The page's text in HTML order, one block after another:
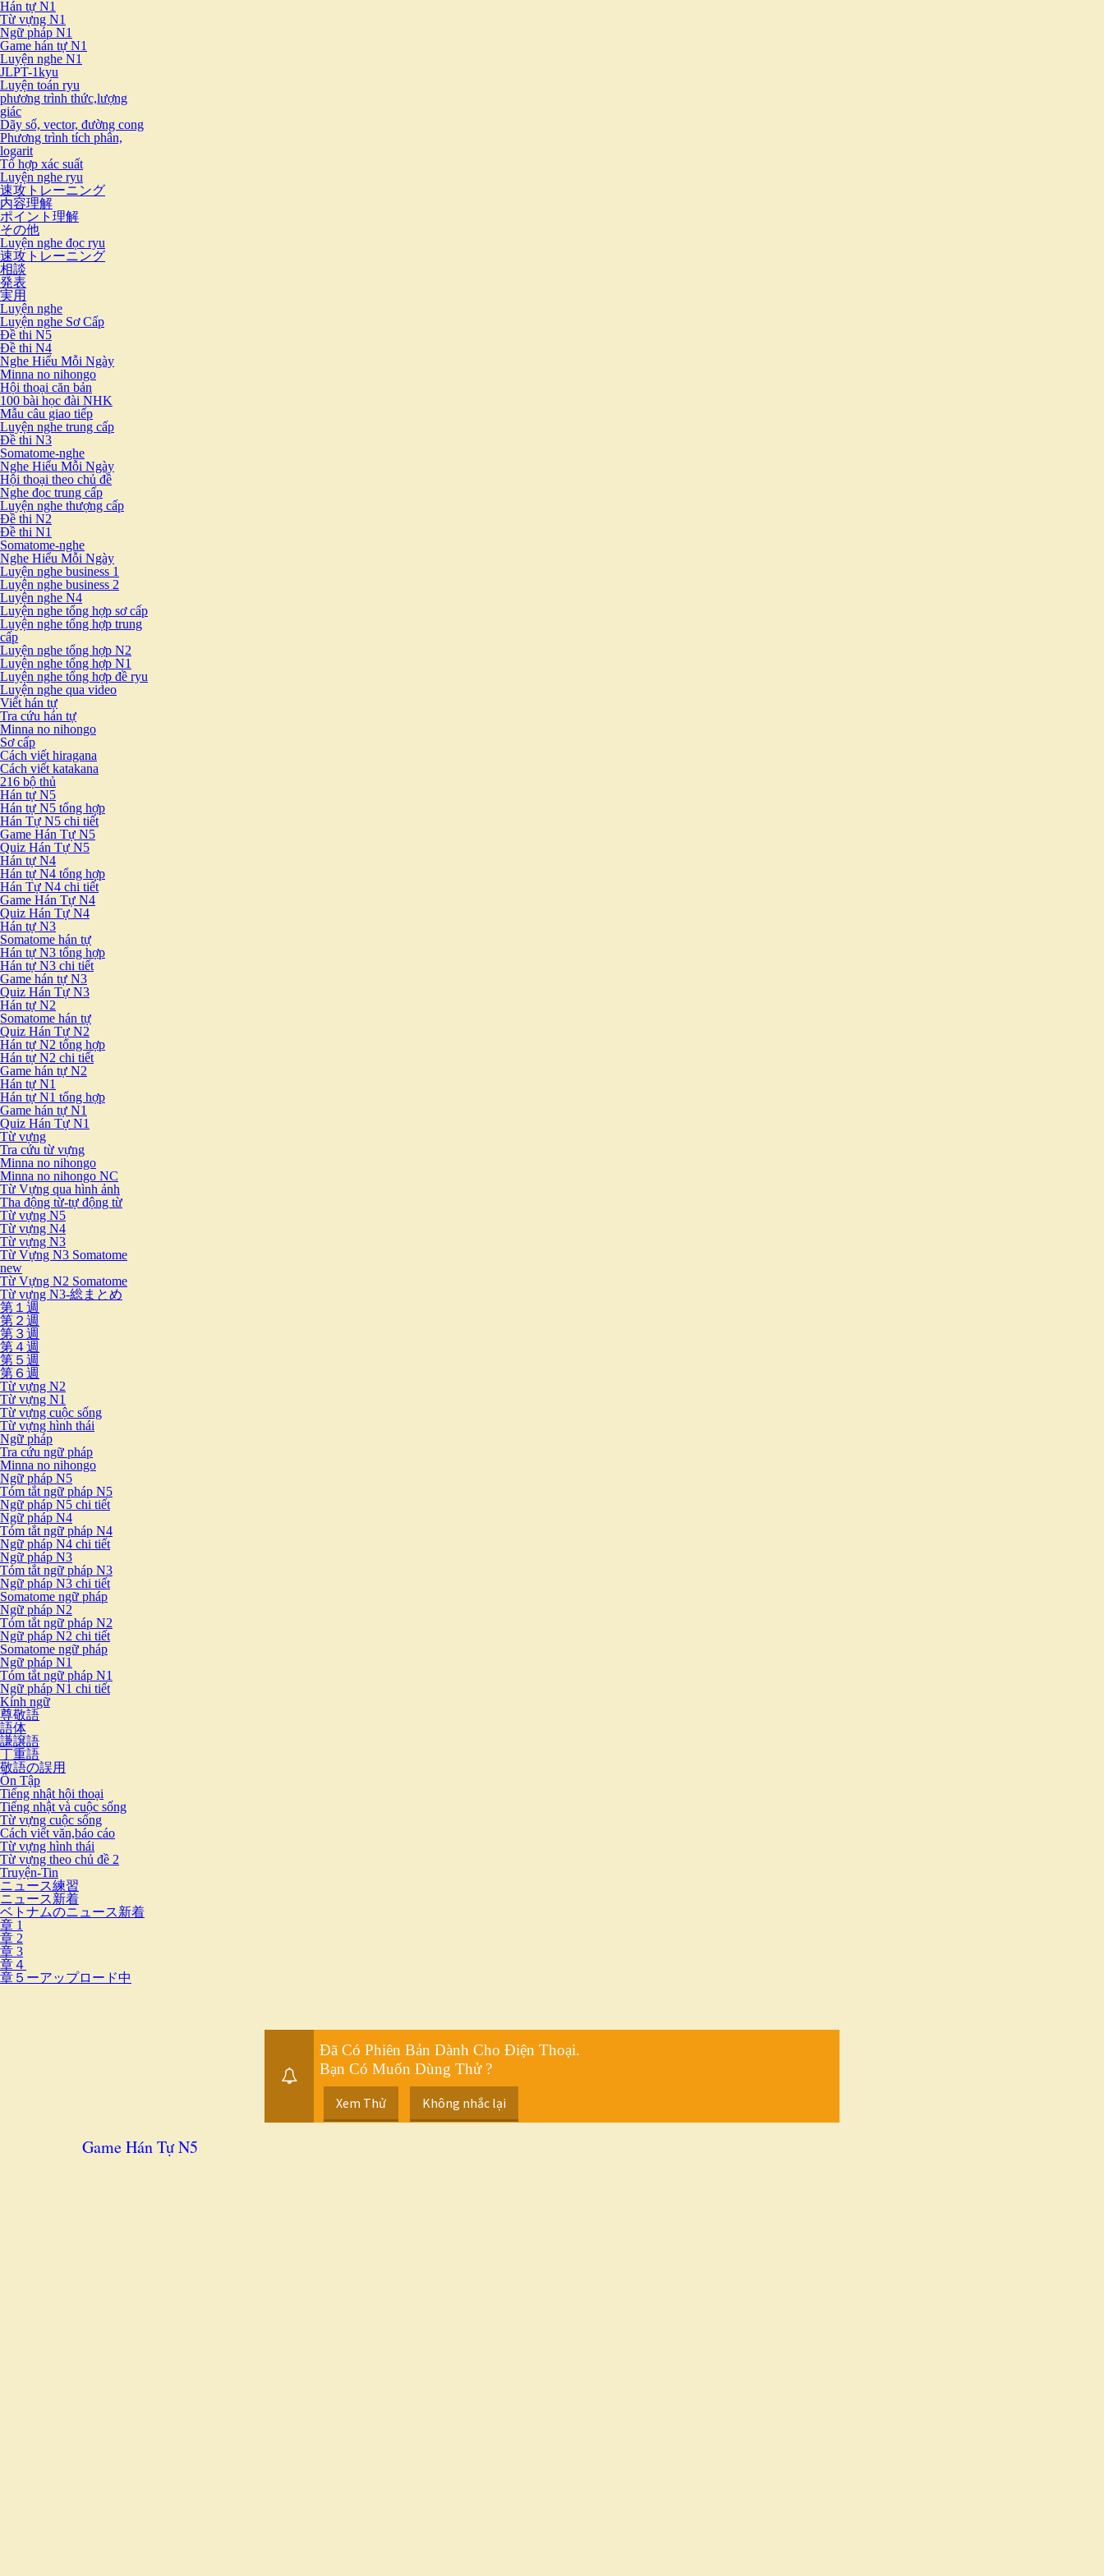
Hán tự N1
Từ vựng N1
Ngữ pháp N1
Game hán tự N1
Luyện nghe N1
JLPT-1kyu
Luyện toán ryu
phương trình thức,lượng
giác
Dãy số, vector, đường cong
Phương trình tích phân,
logarit
Tổ hợp xác suất
Luyện nghe ryu
速攻トレーニング
内容理解
ポイント理解
その他
Luyện nghe đọc ryu
速攻トレーニング
相談
発表
実用
Luyện nghe
Luyện nghe Sơ Cấp
Đề thi N5
Đề thi N4
Nghe Hiểu Mỗi Ngày
Minna no nihongo
Hội thoại căn bản
100 bài học đài NHK
Mẫu câu giao tiếp
Luyện nghe trung cấp
Đề thi N3
Somatome-nghe
Nghe Hiểu Mỗi Ngày
Hội thoại theo chủ đề
Nghe đọc trung cấp
Luyện nghe thượng cấp
Đề thi N2
Đề thi N1
Somatome-nghe
Nghe Hiểu Mỗi Ngày
Luyện nghe business 1
Luyện nghe business 2
Luyện nghe N4
Luyện nghe tổng hợp sơ cấp
Luyện nghe tổng hợp trung
cấp
Luyện nghe tổng hợp N2
Luyện nghe tổng hợp N1
Luyện nghe tổng hợp đề ryu
Luyện nghe qua video
Viết hán tự
Tra cứu hán tự
Minna no nihongo
Sơ cấp
Cách viết hiragana
Cách viết katakana
216 bộ thủ
Hán tự N5
Hán tự N5 tổng hợp
Hán Tự N5 chi tiết
Game Hán Tự N5
Quiz Hán Tự N5
Hán tự N4
Hán tự N4 tổng hợp
Hán Tự N4 chi tiết
Game Hán Tự N4
Quiz Hán Tự N4
Hán tự N3
Somatome hán tự
Hán tự N3 tổng hợp
Hán tự N3 chi tiết
Game hán tự N3
Quiz Hán Tự N3
Hán tự N2
Somatome hán tự
Quiz Hán Tự N2
Hán tự N2 tổng hợp
Hán tự N2 chi tiết
Game hán tự N2
Hán tự N1
Hán tự N1 tổng hợp
Game hán tự N1
Quiz Hán Tự N1
Từ vựng
Tra cứu từ vựng
Minna no nihongo
Minna no nihongo NC
Từ Vựng qua hình ảnh
Tha động từ-tự động từ
Từ vựng N5
Từ vựng N4
Từ vựng N3
Từ Vựng N3 Somatome
new
Từ Vựng N2 Somatome
Từ vựng N3-総まとめ
第１週
第２週
第３週
第４週
第５週
第６週
Từ vựng N2
Từ vựng N1
Từ vựng cuộc sống
Từ vựng hình thái
Ngữ pháp
Tra cứu ngữ pháp
Minna no nihongo
Ngữ pháp N5
Tóm tắt ngữ pháp N5
Ngữ pháp N5 chi tiết
Ngữ pháp N4
Tóm tắt ngữ pháp N4
Ngữ pháp N4 chi tiết
Ngữ pháp N3
Tóm tắt ngữ pháp N3
Ngữ pháp N3 chi tiết
Somatome ngữ pháp
Ngữ pháp N2
Tóm tắt ngữ pháp N2
Ngữ pháp N2 chi tiết
Somatome ngữ pháp
Ngữ pháp N1
Tóm tắt ngữ pháp N1
Ngữ pháp N1 chi tiết
Kính ngữ
尊敬語
語体
謙譲語
丁重語
敬語の誤用
Ôn Tập
Tiếng nhật hội thoại
Tiếng nhật và cuộc sống
Từ vựng cuộc sống
Cách viết văn,báo cáo
Từ vựng hình thái
Từ vựng theo chủ đề 2
Truyện-Tin
ニュース練習
ニュース新着
ベトナムのニュース新着
章 1
章 2
章 3
章４
章５ーアップロード中
Đã Có Phiên Bản Dành Cho Điện Thoại.
Bạn Có Muốn Dùng Thử ?
Xem Thử Không nhắc lại
Game Hán Tự N5